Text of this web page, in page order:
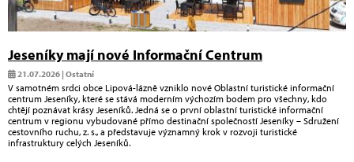
Jeseníky mají nové Informační Centrum
21.07.2026 | Ostatní
V samotném srdci obce Lipová-lázně vzniklo nové Oblastní turistické informační
centrum Jeseníky, které se stává moderním výchozím bodem pro všechny, kdo
chtějí poznávat krásy Jeseníků. Jedná se o první oblastní turistické informační
centrum v regionu vybudované přímo destinační společností Jeseníky – Sdružení
cestovního ruchu, z. s., a představuje významný krok v rozvoji turistické
infrastruktury celých Jeseníků.